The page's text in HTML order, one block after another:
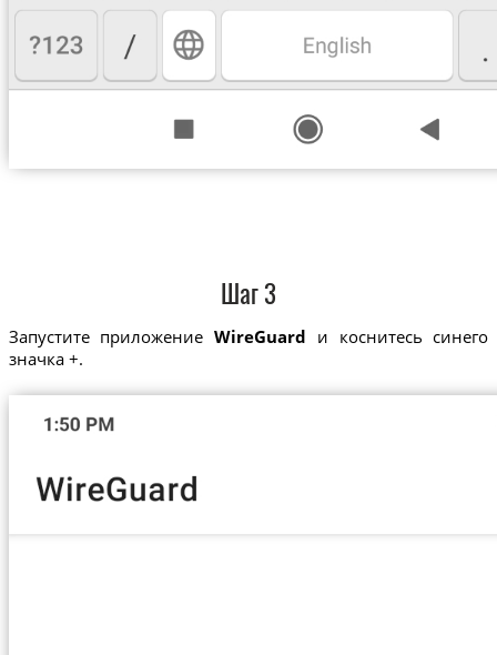
Шаг 3
Запустите приложениеWireGuard и коснитесь синего
значка +.